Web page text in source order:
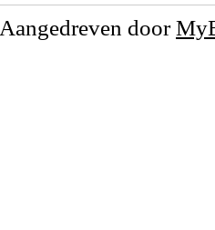
Aangedreven door